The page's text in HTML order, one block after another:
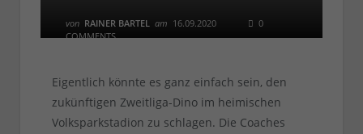
von RAINER BARTEL am 16.09.2020
0
COMMENTS
Eigentlich könnte es ganz einfach sein, den
zukünftigen Zweitliga-Dino im heimischen
Volksparkstadion zu schlagen. Die Coaches